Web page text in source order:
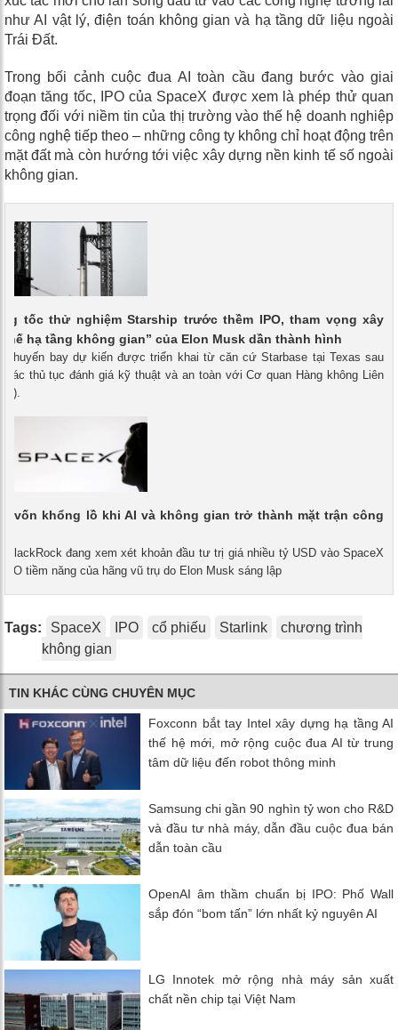
như AI vật lý, điện toán không gian và hạ tầng dữ liệu ngoài
Trái Đất.
Trong bối cảnh cuộc đua AI toàn cầu đang bước vào giai
đoạn tăng tốc, IPO của SpaceX được xem là phép thử quan
trọng đối với niềm tin của thị trường vào thế hệ doanh nghiệp
công nghệ tiếp theo – những công ty không chỉ hoạt động trên
mặt đất mà còn hướng tới việc xây dựng nền kinh tế số ngoài
không gian.
tốc thử nghiệm Starship trước thềm IPO, tham vọng xây
hạ tầng không gian” của Elon Musk dần thành hình
chuyến bay dự kiến được triển khai từ căn cứ Starbase tại Texas sau
các thủ tục đánh giá kỹ thuật và an toàn với Cơ quan Hàng không Liên
vốn khổng lồ khi AI và không gian trở thành mặt trận công
BlackRock đang xem xét khoản đầu tư trị giá nhiều tỷ USD vào SpaceX
tiềm năng của hãng vũ trụ do Elon Musk sáng lập
Tags: SpaceX IPO cổ phiếu Starlink
chương trình
không gian
TIN KHÁC CÙNG CHUYÊN MỤC
Foxconn bắt tay Intel xây dựng hạ tầng AI
thế hệ mới, mở rộng cuộc đua AI từ trung
tâm dữ liệu đến robot thông minh
Samsung chi gần 90 nghìn tỷ won cho R&D
và đầu tư nhà máy, dẫn đầu cuộc đua bán
dẫn toàn cầu
OpenAI âm thầm chuẩn bị IPO: Phố Wall
sắp đón “bom tấn” lớn nhất kỷ nguyên AI
LG Innotek mở rộng nhà máy sản xuất
chất nền chip tại Việt Nam